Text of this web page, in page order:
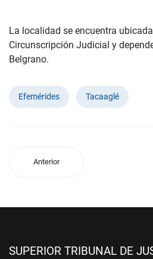
La localidad se encuentra
Circunscripción Judicial y
Belgrano.
Efemérides Tacaaglé
Anterior
SUPERIOR TRIBUNAL DE